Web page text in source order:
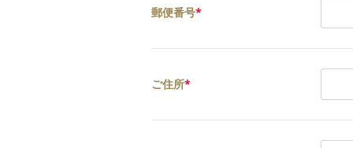
郵便番号*
ご住所*